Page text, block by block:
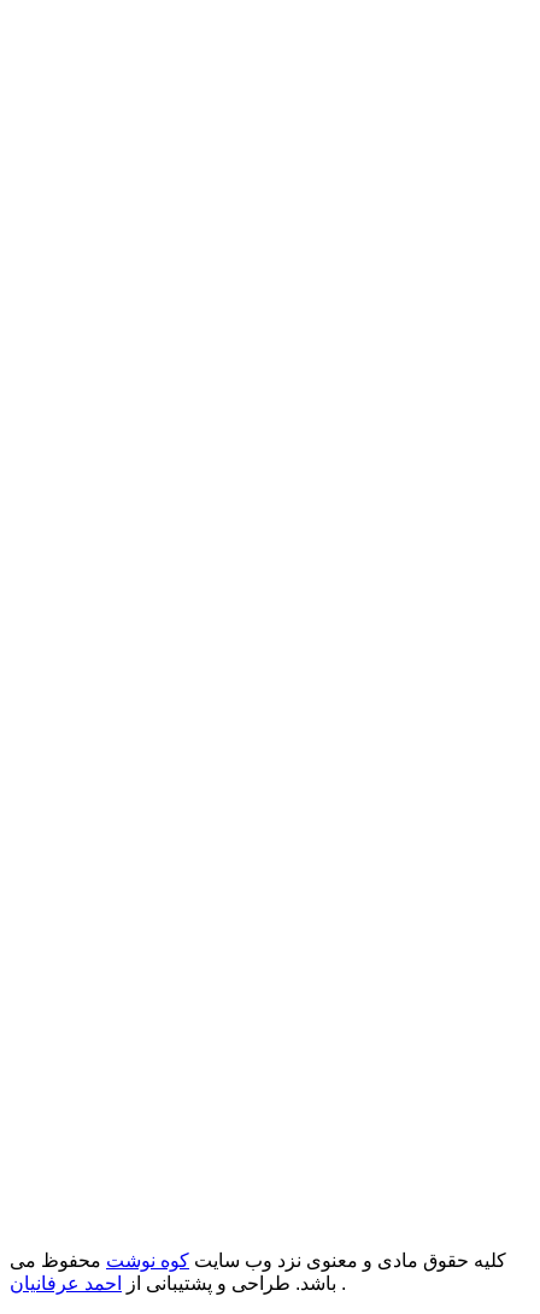
کلیه حقوق مادی و معنوی نزد وب سایت کوه نوشت محفوظ می
باشد. طراحی و پشتیبانی از
احمد عرفانیان .